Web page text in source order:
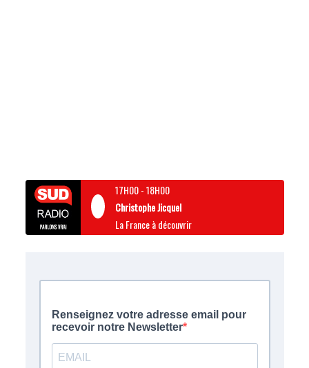
17H00-18H00
Christophe Jicquel
La France à découvrir